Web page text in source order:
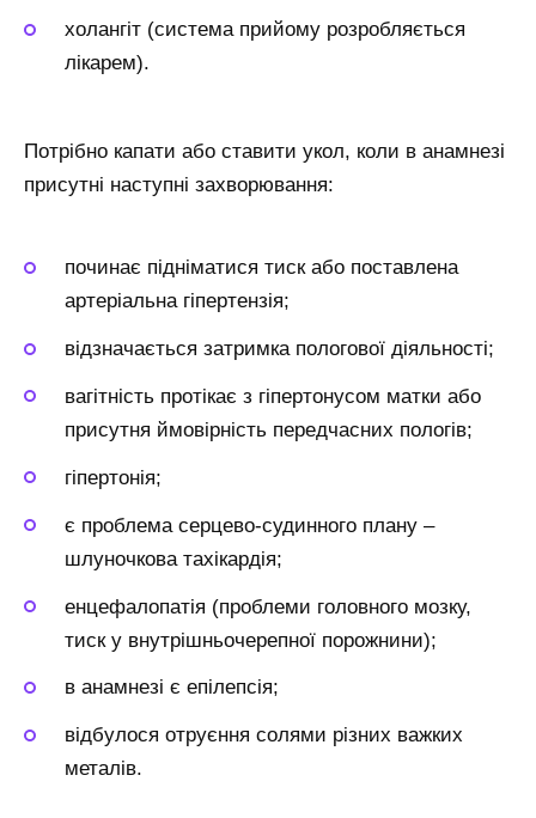
холангіт (система прийому розробляється
лікарем).
Потрібно капати або ставити укол, коли в анамнезі
присутні наступні захворювання:
починає підніматися тиск або поставлена
артеріальна гіпертензія;
відзначається затримка пологової діяльності;
вагітність протікає з гіпертонусом матки або
присутня ймовірність передчасних пологів;
гіпертонія;
є проблема серцево-судинного плану –
шлуночкова тахікардія;
енцефалопатія (проблеми головного мозку,
тиск у внутрішньочерепної порожнини);
в анамнезі є епілепсія;
відбулося отруєння солями різних важких
металів.